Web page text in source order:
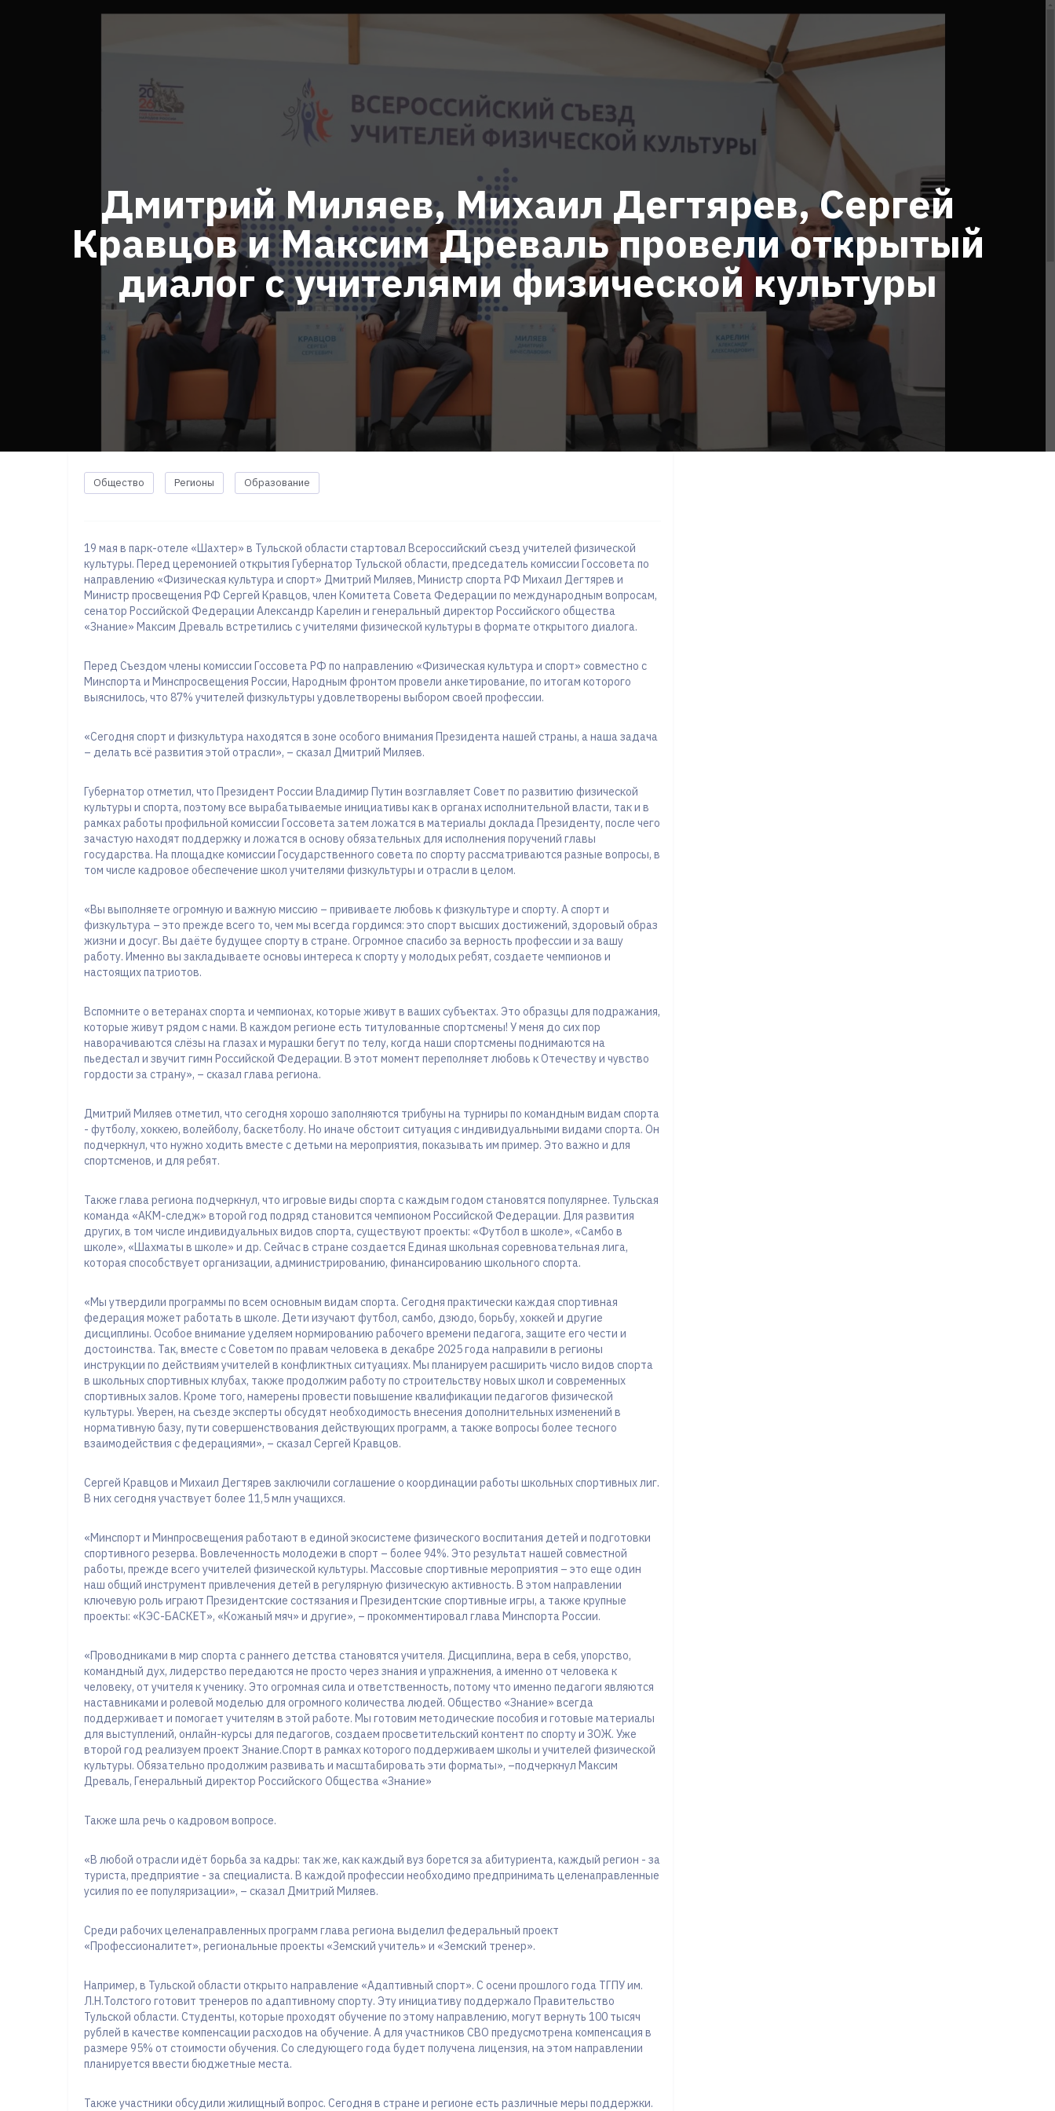
Дмитрий Миляев, Михаил Дегтярев, Сергей
Кравцов и Максим Древаль провели открытый
диалог с учителями физической культуры
Общество Регионы Образование
19 мая в парк-отеле «Шахтер» в Тульской области стартовал Всероссийский съезд учителей физической
культуры. Перед церемонией открытия Губернатор Тульской области, председатель комиссии Госсовета по
направлению «Физическая культура и спорт» Дмитрий Миляев, Министр спорта РФ Михаил Дегтярев и
Министр просвещения РФ Сергей Кравцов, член Комитета Совета Федерации по международным вопросам,
сенатор Российской Федерации Александр Карелин и генеральный директор Российского общества
«Знание» Максим Древаль встретились с учителями физической культуры в формате открытого диалога.
Перед Съездом члены комиссии Госсовета РФ по направлению «Физическая культура и спорт» совместно с
Минспорта и Минспросвещения России, Народным фронтом провели анкетирование, по итогам которого
выяснилось, что 87% учителей физкультуры удовлетворены выбором своей профессии.
«Сегодня спорт и физкультура находятся в зоне особого внимания Президента нашей страны, а наша задача
– делать всё развития этой отрасли», – сказал Дмитрий Миляев.
Губернатор отметил, что Президент России Владимир Путин возглавляет Совет по развитию физической
культуры и спорта, поэтому все вырабатываемые инициативы как в органах исполнительной власти, так и в
рамках работы профильной комиссии Госсовета затем ложатся в материалы доклада Президенту, после чего
зачастую находят поддержку и ложатся в основу обязательных для исполнения поручений главы
государства. На площадке комиссии Государственного совета по спорту рассматриваются разные вопросы, в
том числе кадровое обеспечение школ учителями физкультуры и отрасли в целом.
«Вы выполняете огромную и важную миссию – прививаете любовь к физкультуре и спорту. А спорт и
физкультура – это прежде всего то, чем мы всегда гордимся: это спорт высших достижений, здоровый образ
жизни и досуг. Вы даёте будущее спорту в стране. Огромное спасибо за верность профессии и за вашу
работу. Именно вы закладываете основы интереса к спорту у молодых ребят, создаете чемпионов и
настоящих патриотов.
Вспомните о ветеранах спорта и чемпионах, которые живут в ваших субъектах. Это образцы для подражания,
которые живут рядом с нами. В каждом регионе есть титулованные спортсмены! У меня до сих пор
наворачиваются слёзы на глазах и мурашки бегут по телу, когда наши спортсмены поднимаются на
пьедестал и звучит гимн Российской Федерации. В этот момент переполняет любовь к Отечеству и чувство
гордости за страну», – сказал глава региона.
Дмитрий Миляев отметил, что сегодня хорошо заполняются трибуны на турниры по командным видам спорта
- футболу, хоккею, волейболу, баскетболу. Но иначе обстоит ситуация с индивидуальными видами спорта. Он
подчеркнул, что нужно ходить вместе с детьми на мероприятия, показывать им пример. Это важно и для
спортсменов, и для ребят.
Также глава региона подчеркнул, что игровые виды спорта с каждым годом становятся популярнее. Тульская
команда «АКМ-следж» второй год подряд становится чемпионом Российской Федерации. Для развития
других, в том числе индивидуальных видов спорта, существуют проекты: «Футбол в школе», «Самбо в
школе», «Шахматы в школе» и др. Сейчас в стране создается Единая школьная соревновательная лига,
которая способствует организации, администрированию, финансированию школьного спорта.
«Мы утвердили программы по всем основным видам спорта. Сегодня практически каждая спортивная
федерация может работать в школе. Дети изучают футбол, самбо, дзюдо, борьбу, хоккей и другие
дисциплины. Особое внимание уделяем нормированию рабочего времени педагога, защите его чести и
достоинства. Так, вместе с Советом по правам человека в декабре 2025 года направили в регионы
инструкции по действиям учителей в конфликтных ситуациях. Мы планируем расширить число видов спорта
в школьных спортивных клубах, также продолжим работу по строительству новых школ и современных
спортивных залов. Кроме того, намерены провести повышение квалификации педагогов физической
культуры. Уверен, на съезде эксперты обсудят необходимость внесения дополнительных изменений в
нормативную базу, пути совершенствования действующих программ, а также вопросы более тесного
взаимодействия с федерациями», – сказал Сергей Кравцов.
Сергей Кравцов и Михаил Дегтярев заключили соглашение о координации работы школьных спортивных лиг.
В них сегодня участвует более 11,5 млн учащихся.
«Минспорт и Минпросвещения работают в единой экосистеме физического воспитания детей и подготовки
спортивного резерва. Вовлеченность молодежи в спорт – более 94%. Это результат нашей совместной
работы, прежде всего учителей физической культуры. Массовые спортивные мероприятия – это еще один
наш общий инструмент привлечения детей в регулярную физическую активность. В этом направлении
ключевую роль играют Президентские состязания и Президентские спортивные игры, а также крупные
проекты: «КЭС-БАСКЕТ», «Кожаный мяч» и другие», – прокомментировал глава Минспорта России.
«Проводниками в мир спорта с раннего детства становятся учителя. Дисциплина, вера в себя, упорство,
командный дух, лидерство передаются не просто через знания и упражнения, а именно от человека к
человеку, от учителя к ученику. Это огромная сила и ответственность, потому что именно педагоги являются
наставниками и ролевой моделью для огромного количества людей. Общество «Знание» всегда
поддерживает и помогает учителям в этой работе. Мы готовим методические пособия и готовые материалы
для выступлений, онлайн-курсы для педагогов, создаем просветительский контент по спорту и ЗОЖ. Уже
второй год реализуем проект Знание.Спорт в рамках которого поддерживаем школы и учителей физической
культуры. Обязательно продолжим развивать и масштабировать эти форматы», –подчеркнул Максим
Древаль, Генеральный директор Российского Общества «Знание»
Также шла речь о кадровом вопросе.
«В любой отрасли идёт борьба за кадры: так же, как каждый вуз борется за абитуриента, каждый регион - за
туриста, предприятие - за специалиста. В каждой профессии необходимо предпринимать целенаправленные
усилия по ее популяризации», – сказал Дмитрий Миляев.
Среди рабочих целенаправленных программ глава региона выделил федеральный проект
«Профессионалитет», региональные проекты «Земский учитель» и «Земский тренер».
Например, в Тульской области открыто направление «Адаптивный спорт». С осени прошлого года ТГПУ им.
Л.Н.Толстого готовит тренеров по адаптивному спорту. Эту инициативу поддержало Правительство
Тульской области. Студенты, которые проходят обучение по этому направлению, могут вернуть 100 тысяч
рублей в качестве компенсации расходов на обучение. А для участников СВО предусмотрена компенсация в
размере 95% от стоимости обучения. Со следующего года будет получена лицензия, на этом направлении
планируется ввести бюджетные места.
Также участники обсудили жилищный вопрос. Сегодня в стране и регионе есть различные меры поддержки.